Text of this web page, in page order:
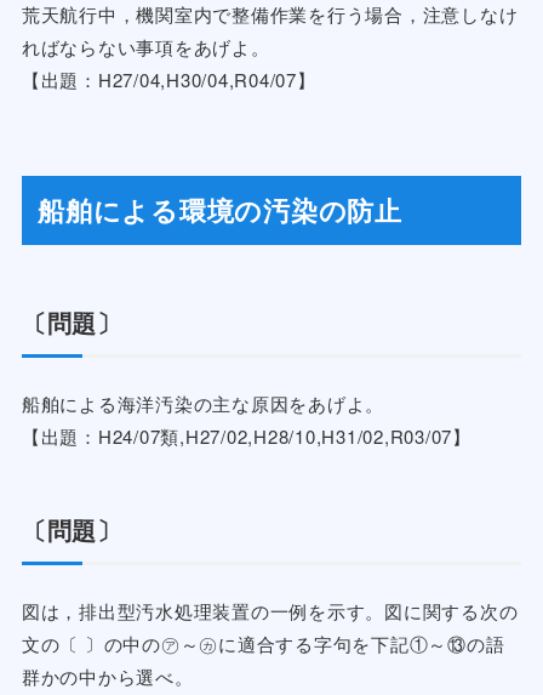
荒天航行中，機関室内で整備作業を行う場合，注意しなけ
ればならない事項をあげよ。
【出題：H27/04,H30/04,R04/07】
船舶による環境の汚染の防止
〔問題〕
船舶による海洋汚染の主な原因をあげよ。
【出題：H24/07類,H27/02,H28/10,H31/02,R03/07】
〔問題〕
図は，排出型汚水処理装置の一例を示す。図に関する次の
文の〔 〕の中の㋐～㋕に適合する字句を下記①～⑬の語
群かの中から選べ。